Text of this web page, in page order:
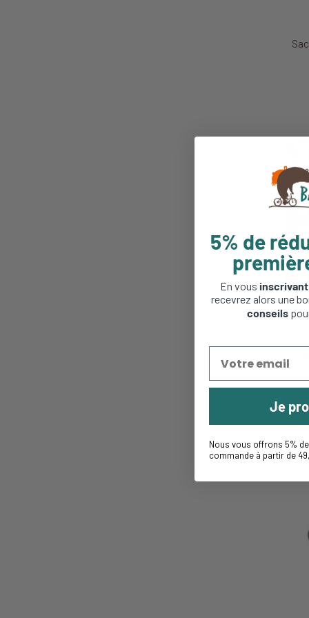
5% de
En vous
recevrez alors une
conseils
Je
Nous vous offrons 5%
commande à partir de